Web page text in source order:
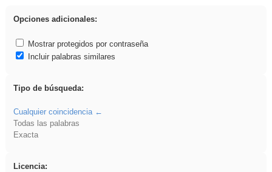
Opciones adicionales:
Mostrar protegidos por contraseña
Incluir palabras similares
Tipo de búsqueda:
Cualquier coincidencia
Todas las palabras
Exacta
Licencia: